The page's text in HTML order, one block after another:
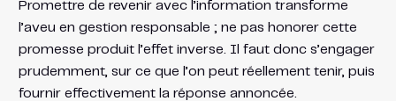
Promettre de revenir avec l’information transforme
l’aveu en gestion responsable ; ne pas honorer cette
promesse produit l’effet inverse. Il faut donc s’engager
prudemment, sur ce que l’on peut réellement tenir, puis
fournir effectivement la réponse annoncée.